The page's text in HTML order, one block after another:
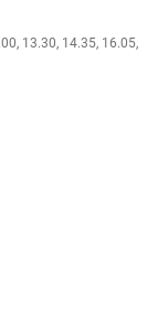
13.30, 14.35, 16.05,